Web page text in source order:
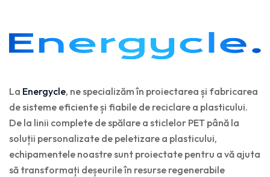
La Energycle, ne specializăm în proiectarea și fabricarea
de sisteme eficiente și fiabile de reciclare a plasticului.
De la linii complete de spălare a sticlelor PET până la
soluții personalizate de peletizare a plasticului,
echipamentele noastre sunt proiectate pentru a vă ajuta
să transformați deșeurile în resurse regenerabile